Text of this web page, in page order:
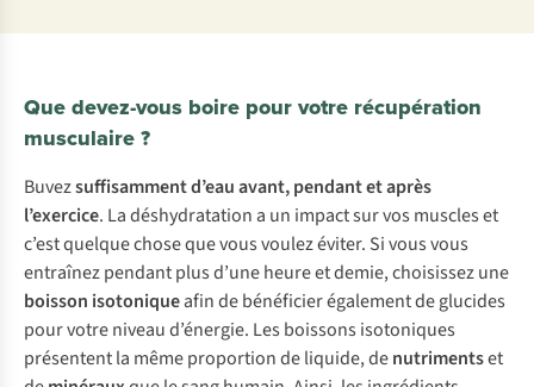
Que devez-vous boire pour votre récupération
musculaire ?
Buvezsuffisamment d’eau avant, pendant et après
l’exercice. La déshydratation a un impact sur vos muscles et
c’est quelque chose que vous voulez éviter. Si vous vous
entraînez pendant plus d’une heure et demie, choisissez une
boisson isotoniqueafin de bénéficier également de glucides
pour votre niveau d’énergie. Les boissons isotoniques
présentent la même proportion de liquide, denutrimentset